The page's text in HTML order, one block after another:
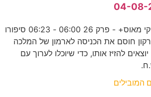
מועדון החברים של מיקי מאוס+ - פרק 26 06:00 - 06:23 סיפורו
חוסם את הכניסה לארמון של המלכה
להזיז אותו, כדי שיוכלו לערוך עם
המובילים